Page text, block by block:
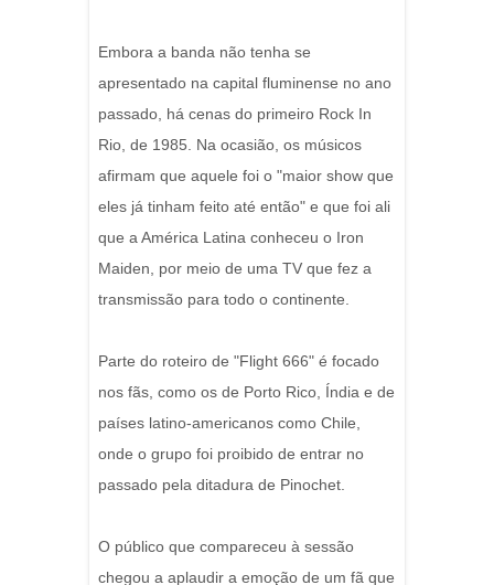
Embora a banda não tenha se
apresentado na capital fluminense no ano
passado, há cenas do primeiro Rock In
Rio, de 1985. Na ocasião, os músicos
afirmam que aquele foi o "maior show que
eles já tinham feito até então" e que foi ali
que a América Latina conheceu o Iron
Maiden, por meio de uma TV que fez a
transmissão para todo o continente.
Parte do roteiro de "Flight 666" é focado
nos fãs, como os de Porto Rico, Índia e de
países latino-americanos como Chile,
onde o grupo foi proibido de entrar no
passado pela ditadura de Pinochet.
O público que compareceu à sessão
chegou a aplaudir a emoção de um fã que